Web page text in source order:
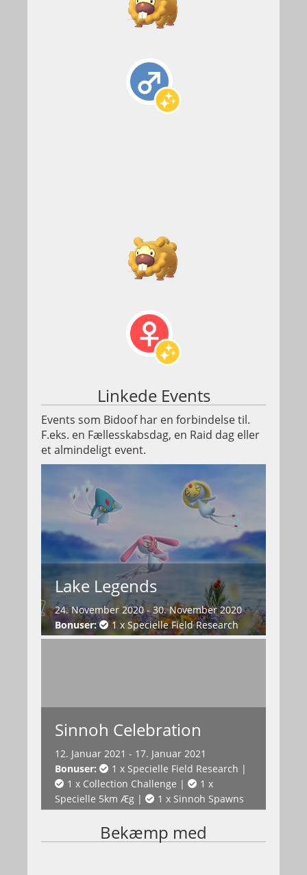
Linkede Events
Events som Bidoof har en forbindelse til.
F.eks. en Fællesskabsdag, en Raid dag eller
et almindeligt event.
Lake Legends
24. November 2020 - 30. November 2020
Bonuser:
1 x Specielle Field Research
Sinnoh Celebration
12. Januar 2021 - 17. Januar 2021
Bonuser:
1 x Specielle Field Research |
1 x Collection Challenge |
1 x
Specielle 5km Æg | 1 x Sinnoh Spawns
Bekæmp med